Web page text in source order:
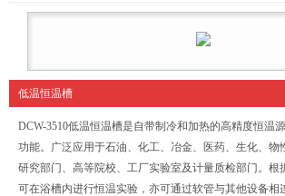
低温恒温槽
DCW-3510低温恒温槽是自带制冷和加热的高精度恒温
功能。广泛应用于石油、化工、冶金、医药、生化、物
研究部门、高等院校、工厂实验室及计量质检部门。根
可在浴槽内进行恒温实验，亦可通过软管与其他设备相